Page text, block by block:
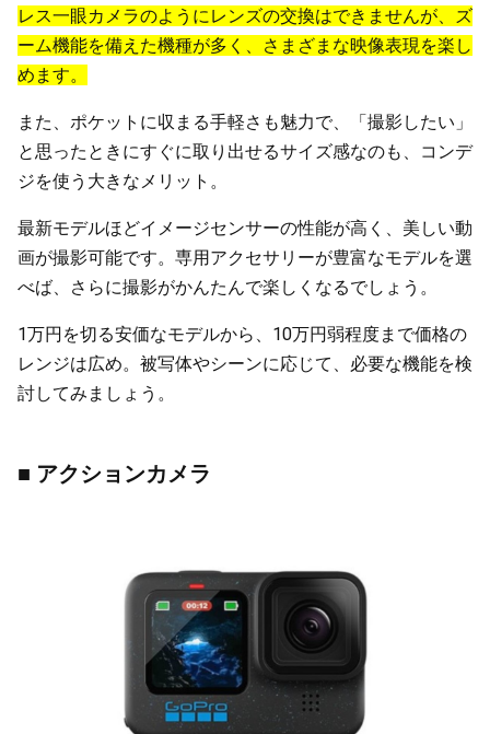
レス一眼カメラのようにレンズの交換はできませんが、ズ
ーム機能を備えた機種が多く、さまざまな映像表現を楽し
めます。
また、ポケットに収まる手軽さも魅力で、「撮影したい」
と思ったときにすぐに取り出せるサイズ感なのも、コンデ
ジを使う大きなメリット。
最新モデルほどイメージセンサーの性能が高く、美しい動
画が撮影可能です。専用アクセサリーが豊富なモデルを選
べば、さらに撮影がかんたんで楽しくなるでしょう。
1万円を切る安価なモデルから、10万円弱程度まで価格の
レンジは広め。被写体やシーンに応じて、必要な機能を検
討してみましょう。
■ アクションカメラ